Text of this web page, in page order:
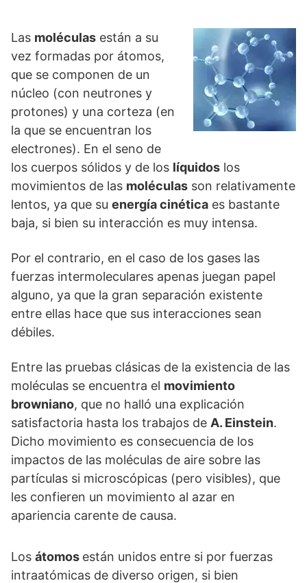
Las moléculas están a su
vez formadas por átomos,
que se componen de un
núcleo (con neutrones y
protones) y una corteza (en
la que se encuentran los
electrones). En el seno de
los cuerpos sólidos y de los líquidos los
movimientos de las moléculas son relativamente
lentos, ya que su energía cinética es bastante
baja, si bien su interacción es muy intensa.
Por el contrario, en el caso de los gases las
fuerzas intermoleculares apenas juegan papel
alguno, ya que la gran separación existente
entre ellas hace que sus interacciones sean
débiles.
Entre las pruebas clásicas de la existencia de las
moléculas se encuentra el movimiento
browniano, que no halló una explicación
satisfactoria hasta los trabajos de A. Einstein.
Dicho movimiento es consecuencia de los
impactos de las moléculas de aire sobre las
partículas si microscópicas (pero visibles), que
les confieren un movimiento al azar en
apariencia carente de causa.
Los átomos están unidos entre si por fuerzas
intraatómicas de diverso origen, si bien